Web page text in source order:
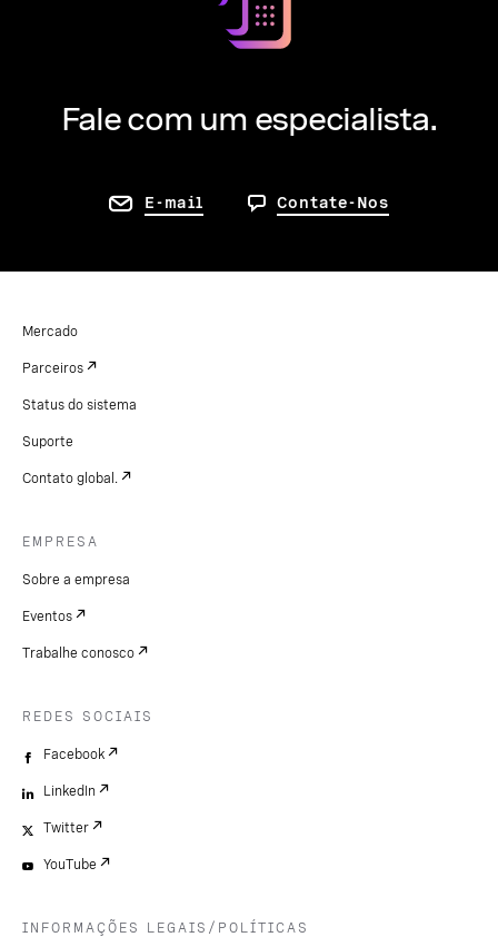
Fale com um especialista.
E-mail Contate-Nos
Mercado
Parceiros
Status do sistema
Suporte
Contato global.
EMPRESA
Sobre a empresa
Eventos
Trabalhe conosco
REDES SOCIAIS
Facebook
LinkedIn
Twitter
YouTube
INFORMAÇÕES LEGAIS/POLÍTICAS